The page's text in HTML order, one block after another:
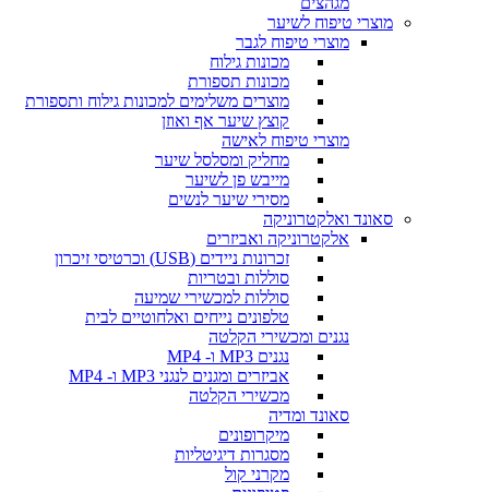
מוצרי טיפוח לשיער
מוצרי טיפוח לגבר
מכונות גילוח
מכונות תספורת
מוצרים משלימים למכונות גילוח ותספורת
קוצץ שיער אף ואוזן
מוצרי טיפוח לאישה
מחליק ומסלסל שיער
מייבש פן לשיער
מסירי שיער לנשים
סאונד ואלקטרוניקה
אלקטרוניקה ואביזרים
זכרונות ניידים (USB) וכרטיסי זיכרון
סוללות ובטריות
סוללות למכשירי שמיעה
טלפונים נייחים ואלחוטיים לבית
נגנים ומכשירי הקלטה
נגנים MP3 ו- MP4
אביזרים ומגנים לנגני MP3 ו- MP4
מכשירי הקלטה
סאונד ומדיה
מיקרופונים
מסגרות דיגיטליות
מקרני קול